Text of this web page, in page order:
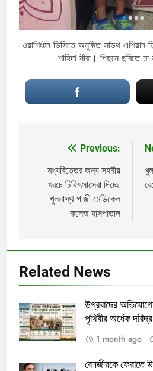
ওয়াশিংটন ডিসিতে অনুষ্ঠিত সাউথ এশিয়ান
শাহিদা নীরা। পিছনে ছবিতে
navigation
Previous:
মধ্যবিত্তের জন্য সহনীয়
খরচে চিকিৎসাসেবা দিচ্ছে
খুলনাস্থ গাজী মেডিকেল
কলেজ হাসপাতাল
Related News
উগ্রবাদের
পৃথিবীর অর্ধেক
1 month ago
বেনজীরকে ফেরাতে